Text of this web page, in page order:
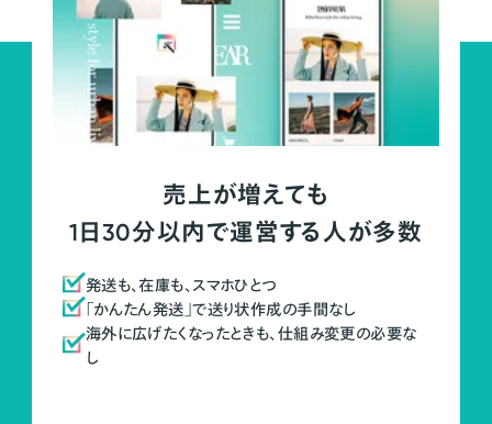
売上が増えても
1日30分以内で運営する人が多数
発送も、在庫も、スマホひとつ
「かんたん発送」で送り状作成の手間なし
海外に広げたくなったときも、仕組み変更の必要な
し